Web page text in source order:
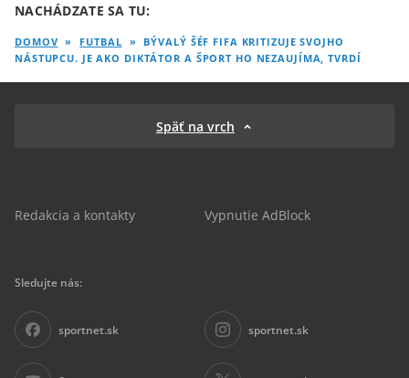
NACHÁDZATE SA TU:
DOMOV » FUTBAL » BÝVALÝ ŠÉF FIFA KRITIZUJE SVOJHO
NÁSTUPCU. JE AKO DIKTÁTOR A ŠPORT HO NEZAUJÍMA, TVRDÍ
Späť na vrch
Redakcia a kontakty Vypnutie AdBlock
Sledujte nás:
sportnet.sk sportnet.sk